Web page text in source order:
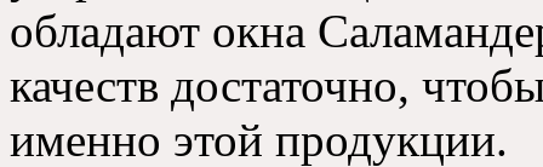
обладают окна
качеств достаточно,
именно этой продукции.